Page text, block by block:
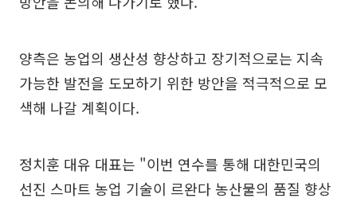
양측은 농업의 생산성 향상하고 장기적으로는 지속
가능한 발전을 도모하기 위한 방안을 적극적으로 모
색해 나갈 계획이다.
정치훈 대유 대표는 "이번 연수를 통해 대한민국의
선진 스마트 농업 기술이 르완다 농산물의 품질 향상